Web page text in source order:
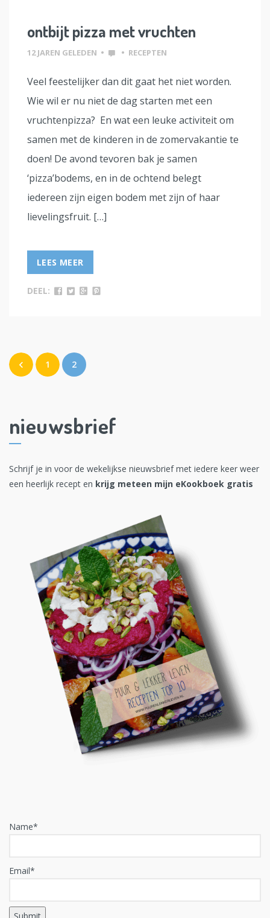
ontbijt pizza met vruchten
12 JAREN GELEDEN • • RECEPTEN
Veel feestelijker dan dit gaat het niet worden.
Wie wil er nu niet de dag starten met een
vruchtenpizza? En wat een leuke activiteit om
samen met de kinderen in de zomervakantie te
doen! De avond tevoren bak je samen
‘pizza’bodems, en in de ochtend belegt
iedereen zijn eigen bodem met zijn of haar
lievelingsfruit. […]
LEES MEER
DEEL:
1 2
nieuwsbrief
Schrijf je in voor de wekelijkse nieuwsbrief met iedere keer weer
een heerlijk recept en krijg meteen mijn eKookboek gratis
Name*
Email*